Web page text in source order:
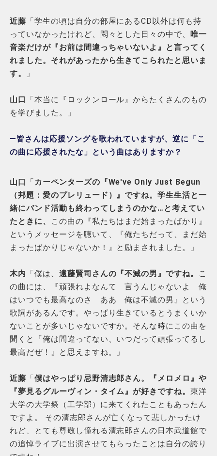
近藤 「学生の頃は自分の部屋にあるCD以外は何も持
っていなかったけれど、悶々とした日々の中で、唯一
音楽だけが『お前は間違っちゃいないよ』と言ってく
れました。それがあったから生きてこられたと思いま
す。
」
山口
「本当に『ロックンロール』からたくさんのもの
を学びました。」
―皆さんは応援ソングを歌われていますが、逆に「こ
の曲に応援されたな」という曲はありますか？
山口 「カーペンターズの『We've Only Just Begun
（邦題：愛のプレリュード）』ですね。学生生活と一
緒にバンド活動も終わってしまうのかな…と考えてい
たときに、
この曲の『私たちはまだ始まったばかり』
というメッセージを聴いて、『俺たちだって、まだ始
まったばかりじゃないか！』と励まされました。」
木内 「僕は、 遠藤賢司さんの『不滅の男』ですね。
こ
の曲には、『頑張れよなんて 言うんじゃないよ 俺
はいつでも最高なのさ ああ 俺は不滅の男』という
歌詞があるんです。やっぱり生きているとうまくいか
ないことが多いじゃないですか。そんな時にこの曲を
聞くと『俺は間違ってない、いつだって頑張ってるし
最高だぜ！』と思えますね。」
近藤 「僕はやっぱり忌野清志郎さん。『メロメロ』や
『夢見るグルーヴィン・タイム』が好きですね。東洋
大学の大学祭（工学部）に来てくれたこともあったん
ですよ。 その清志郎さんが亡くなって悲しかったけ
れど、とても尊敬し憧れる清志郎さんの日本武道館で
の追悼ライブに出演させてもらったことは自分の誇り